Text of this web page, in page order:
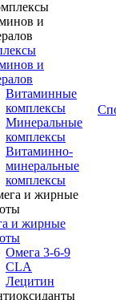
и
Витаминные
комплексы
Минеральные
комплексы
Витаминно-
минеральные
комплексы
и жирные
Омега 3-6-9
CLA
Лецитин